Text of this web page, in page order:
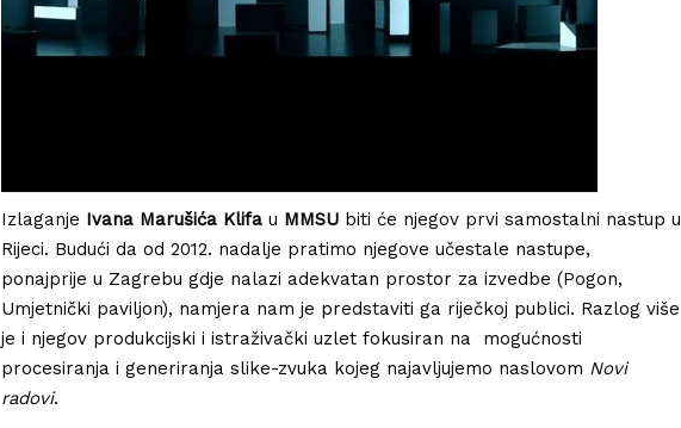
Izlaganje Ivana Marušića Klifa u MMSU biti će njegov prvi samostalni nastup u
Rijeci. Budući da od 2012. nadalje pratimo njegove učestale nastupe,
ponajprije u Zagrebu gdje nalazi adekvatan prostor za izvedbe (Pogon,
Umjetnički paviljon), namjera nam je predstaviti ga riječkoj publici. Razlog više
je i njegov produkcijski i istraživački uzlet fokusiran na mogućnosti
procesiranja i generiranja slike-zvuka kojeg najavljujemo naslovom Novi
radovi.